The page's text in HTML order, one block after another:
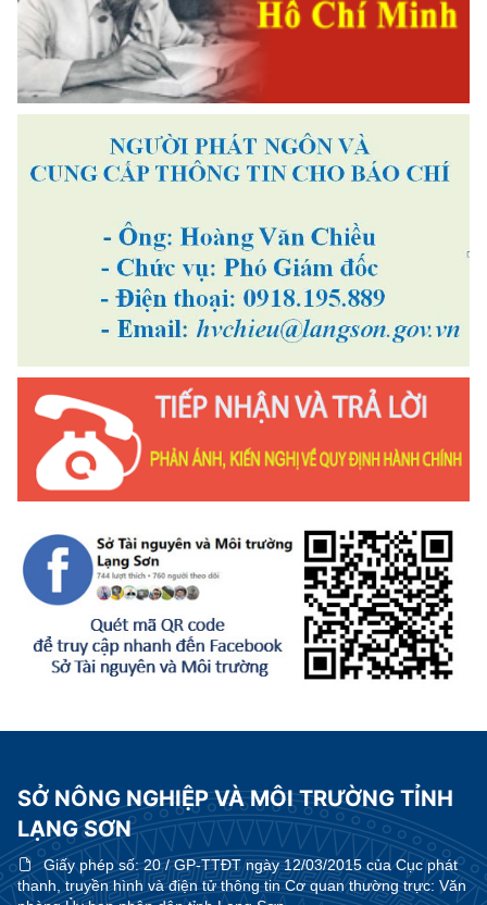
SỞ NÔNG NGHIỆP VÀ MÔI TRƯỜNG TỈNH
LẠNG SƠN
Giấy phép số:20 / GP-TTĐT ngày 12/03/2015 của Cục phát
thanh, truyền hình và điện tử thông tin Cơ quan thường trực: Văn